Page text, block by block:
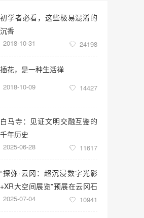
初学者必看，这些极易混淆的
沉香
2018-10-31 24198
插花，是一种生活禅
2018-10-09 14427
白马寺：见证文明交融互鉴的
千年历史
2025-06-28 11617
“探弥·云冈：超沉浸数字光影
+XR大空间展览”预展在云冈石
窟云冈美术馆启幕
2025-07-04 10941